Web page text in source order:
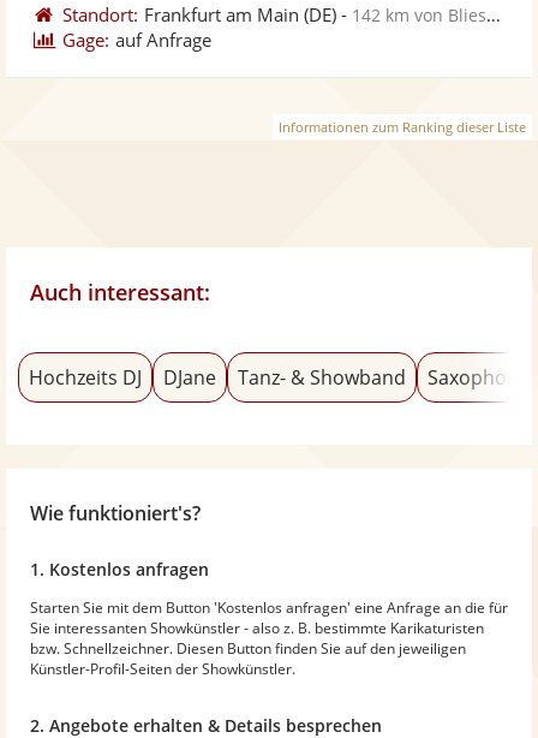
Standort: Frankfurt am Main (DE) - 142 km von Blieskastel
Gage: auf Anfrage
Informationen zum Ranking dieser Liste
Auch interessant:
Hochzeits DJ DJane Tanz- & Showband
Wie funktioniert's?
1. Kostenlos anfragen
Starten Sie mit dem Button 'Kostenlos anfragen' eine Anfrage an die für
Sie interessanten Showkünstler - also z. B. bestimmte Karikaturisten
bzw. Schnellzeichner. Diesen Button finden Sie auf den jeweiligen
Künstler-Profil-Seiten der Showkünstler.
2. Angebote erhalten & Details besprechen